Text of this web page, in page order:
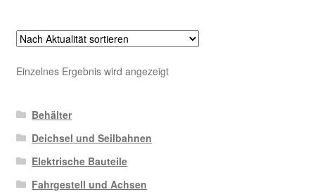
Einzelnes Ergebnis wird angezeigt
Behälter
Deichsel und Seilbahnen
Elektrische Bauteile
Fahrgestell und Achsen